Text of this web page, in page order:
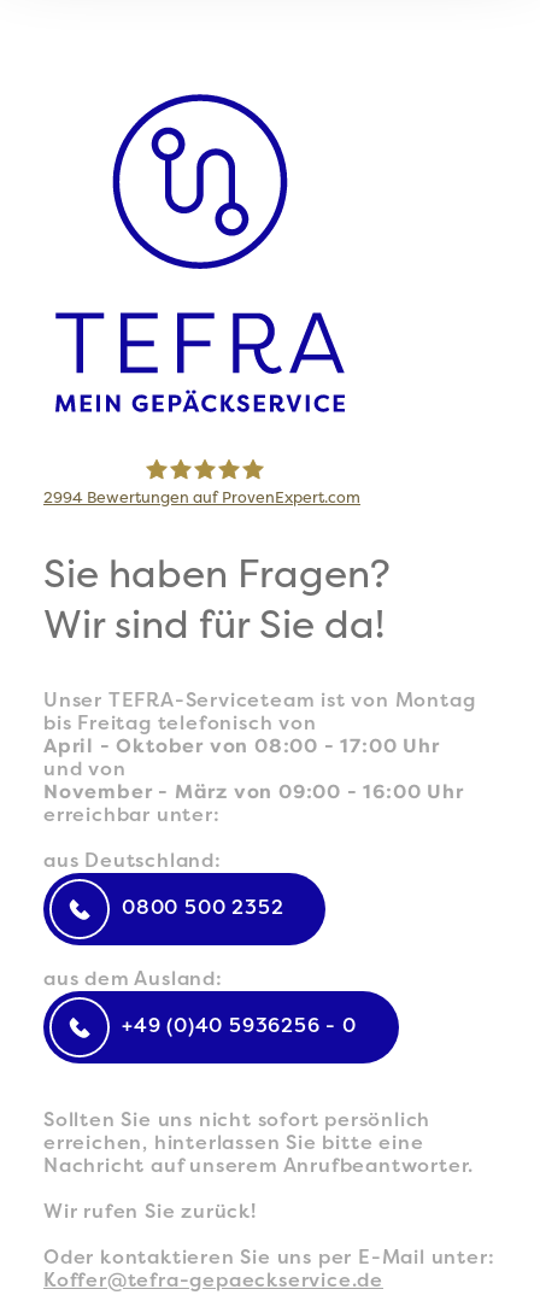
2994 Bewertungen auf ProvenExpert.com
Sie haben Fragen?
Wir sind für Sie da!
Unser TEFRA-Serviceteam ist von Montag
bis Freitag telefonisch von
April - Oktober von 08:00 - 17:00 Uhr
und von
November - März von 09:00 - 16:00 Uhr
erreichbar unter:
aus Deutschland:
0800 500 2352
aus dem Ausland:
+49 (0)40 5936256 - 0
Sollten Sie uns nicht sofort persönlich
erreichen, hinterlassen Sie bitte eine
Nachricht auf unserem Anrufbeantworter.
Wir rufen Sie zurück!
Oder kontaktieren Sie uns per E-Mail unter:
Koffer@tefra-gepaeckservice.de